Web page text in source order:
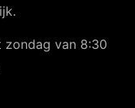
zondag van 8:30